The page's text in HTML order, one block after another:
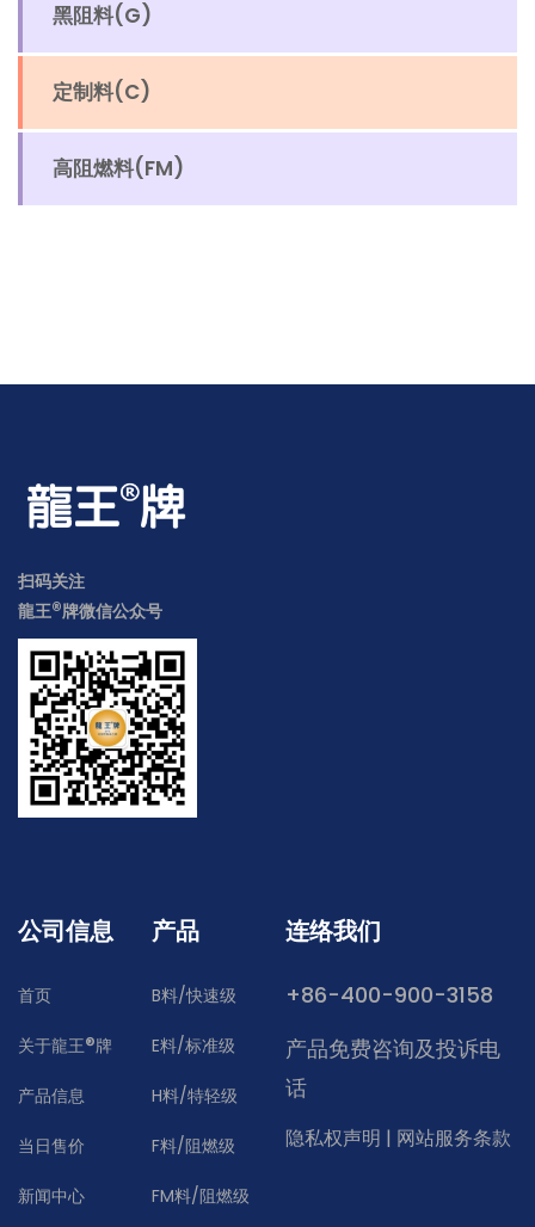
黑阻料(G)
定制料(C)
高阻燃料(FM)
扫码关注
龍王®牌微信公众号
公司信息
首页
关于龍王®牌
产品信息
当日售价
新闻中心
产品
B料/快速级
E料/标准级
H料/特轻级
F料/阻燃级
FM料/阻燃级
连络我们
+86-400-900-3158
产品免费咨询及投诉电
话
隐私权声明 | 网站服务条款